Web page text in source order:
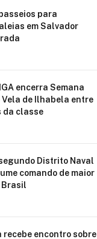
para
em Salvador
encerra Semana
de Ilhabela entre
da classe
Distrito Naval
comando de maior
recebe encontro sobre